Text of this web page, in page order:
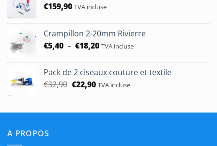
€159,90 TVA incluse
Crampillon 2-20mm Rivierre
€5,40 – €18,20Plage
€5,40
à
TVA incluse
Pack de 2 ciseaux couture et textile
€32,90 Le
était :
€22,90Le
est :
TVA incluse
A PROPOS